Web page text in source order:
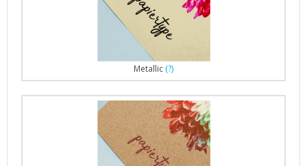
Metallic (?)